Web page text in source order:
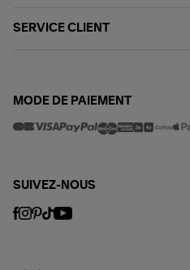
SERVICE CLIENT
MODE DE PAIEMENT
SUIVEZ-NOUS